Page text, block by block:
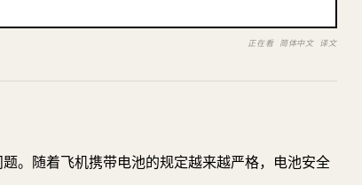
正在看 简体中文 译文
。随着飞机携带电池的规定越来越严格，电池安全